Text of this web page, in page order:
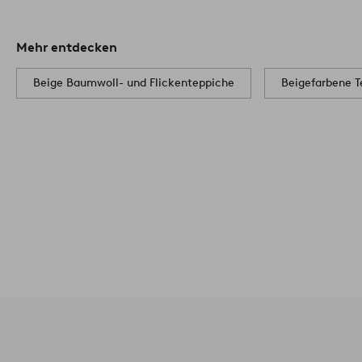
Mehr entdecken
Beige Baumwoll- und Flickenteppiche Beigefarbene